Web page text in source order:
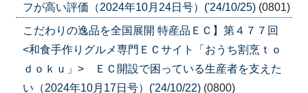
フが高い評価（2024年10月24日号）('24/10/25) (0801)
こだわりの逸品を全国展開 特産品ＥＣ】第４７７回
<和食手作りグルメ専門ＥＣサイト「おうち割烹ｔｏ
ｄｏｋｕ」> ＥＣ開設で困っている生産者を支えた
い（2024年10月17日号）('24/10/22) (0800)